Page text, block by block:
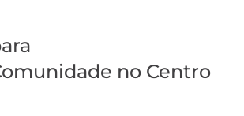
no Centro